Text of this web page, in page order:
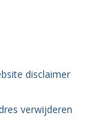
disclaimer
verwijderen